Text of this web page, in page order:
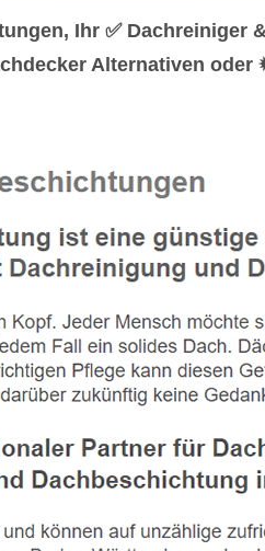
Ihr ✅
Alternativen